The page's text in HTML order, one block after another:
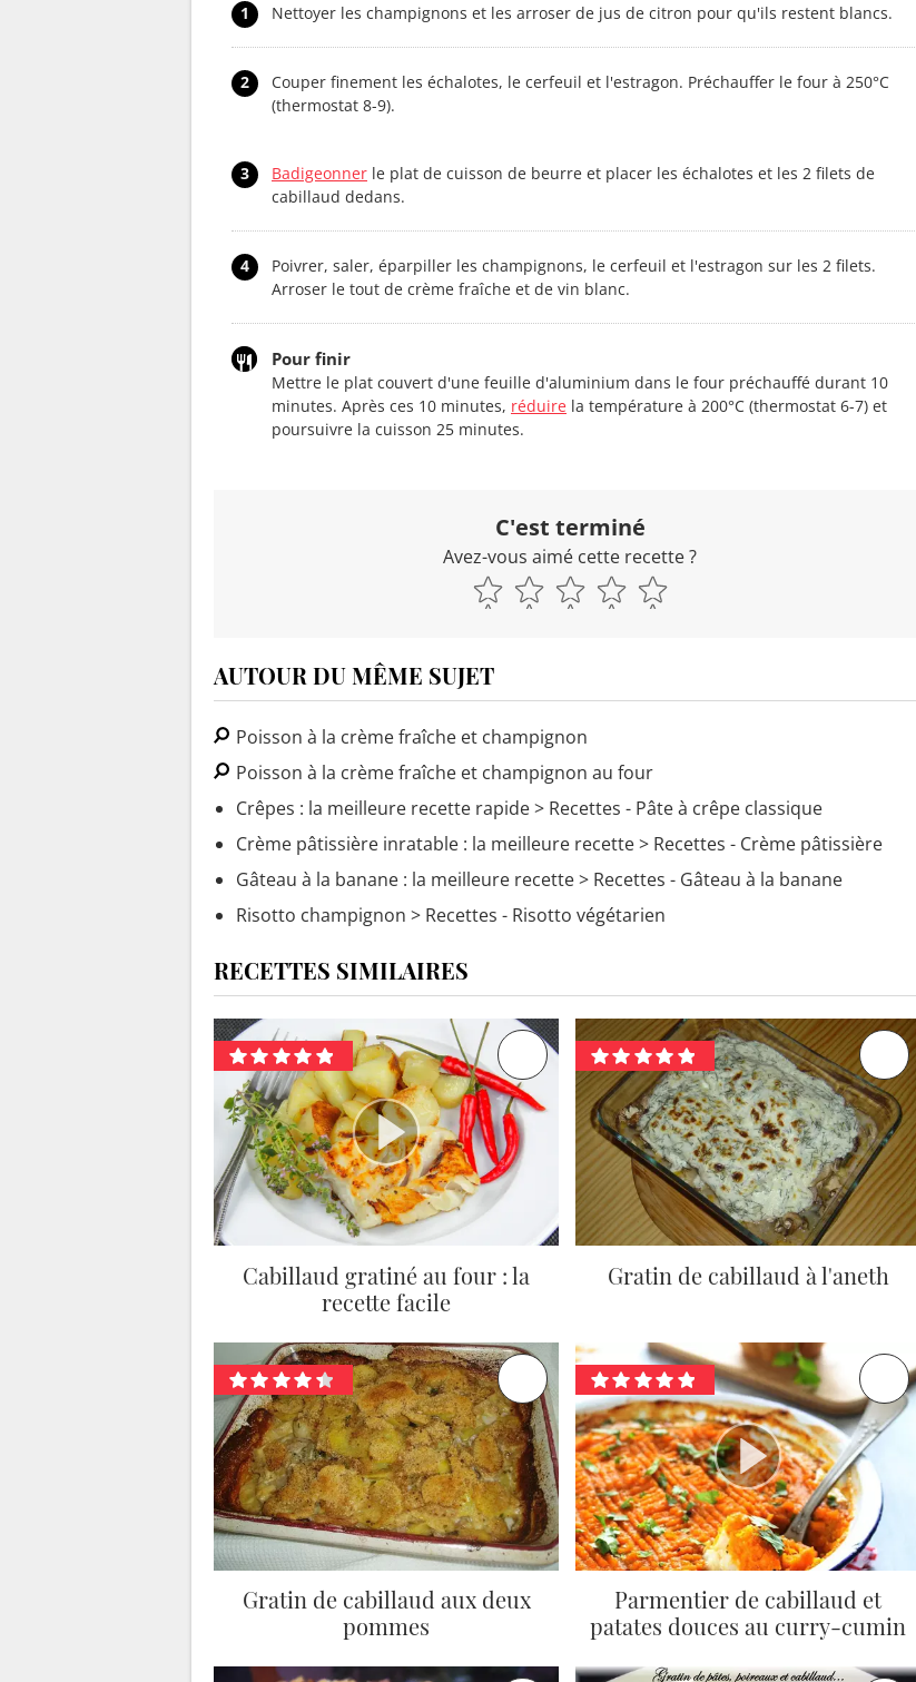
1 Nettoyer les champignons et les arroser de jus de citron pour qu'ils restent blancs.
2
Couper finement les échalotes, le cerfeuil et l'estragon. Préchauffer le four à 250°C
(thermostat 8-9).
3 Badigeonner le plat de cuisson de beurre et placer les échalotes et les 2 filets de
cabillaud dedans.
4
Poivrer, saler, éparpiller les champignons, le cerfeuil et l'estragon sur les 2 filets.
Arroser le tout de crème fraîche et de vin blanc.
Pour finir
Mettre le plat couvert d'une feuille d'aluminium dans le four préchauffé durant 10
minutes. Après ces 10 minutes, réduire la température à 200°C (thermostat 6-7) et
poursuivre la cuisson 25 minutes.
C'est terminé
Avez-vous aimé cette recette ?
AUTOUR DU MÊME SUJET
Poisson à la crème fraîche et champignon
Poisson à la crème fraîche et champignon au four
Crêpes : la meilleure recette rapide> Recettes - Pâte à crêpe classique
Crème pâtissière inratable : la meilleure recette> Recettes - Crème pâtissière
Gâteau à la banane : la meilleure recette> Recettes - Gâteau à la banane
Risotto champignon > Recettes - Risotto végétarien
RECETTES SIMILAIRES
Cabillaud gratiné au four : la
recette facile
Gratin de cabillaud à l'aneth
Gratin de cabillaud aux deux
pommes
Parmentier de cabillaud et
patates douces au curry-cumin